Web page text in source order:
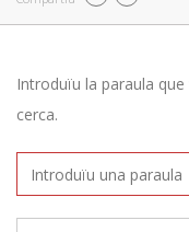
Introduïu la paraula
cerca.